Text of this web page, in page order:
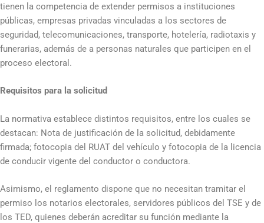
tienen la competencia de extender permisos a instituciones
públicas, empresas privadas vinculadas a los sectores de
seguridad, telecomunicaciones, transporte, hotelería, radiotaxis y
funerarias, además de a personas naturales que participen en el
proceso electoral.
Requisitos para la solicitud
La normativa establece distintos requisitos, entre los cuales se
destacan: Nota de justificación de la solicitud, debidamente
firmada; fotocopia del RUAT del vehículo y fotocopia de la licencia
de conducir vigente del conductor o conductora.
Asimismo, el reglamento dispone que no necesitan tramitar el
permiso los notarios electorales, servidores públicos del TSE y de
los TED, quienes deberán acreditar su función mediante la